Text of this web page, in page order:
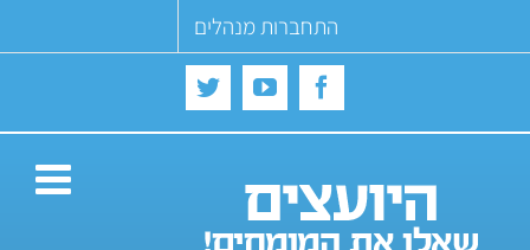
התחברות מנהלים
Facebook
YouTube
Twitter